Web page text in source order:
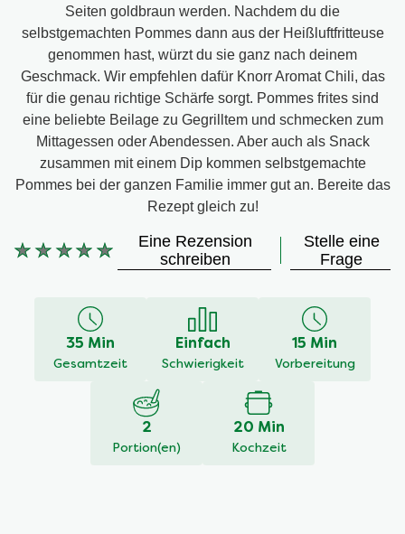
Seiten goldbraun werden. Nachdem du die
selbstgemachten Pommes dann aus der Heißluftfritteuse
genommen hast, würzt du sie ganz nach deinem
Geschmack. Wir empfehlen dafür Knorr Aromat Chili, das
für die genau richtige Schärfe sorgt. Pommes frites sind
eine beliebte Beilage zu Gegrilltem und schmecken zum
Mittagessen oder Abendessen. Aber auch als Snack
zusammen mit einem Dip kommen selbstgemachte
Pommes bei der ganzen Familie immer gut an. Bereite das
Rezept gleich zu!
Keine
recipe
Eine Rezension
schreiben
Stelle eine
Frage
35 Min
Gesamtzeit
Einfach
Schwierigkeit
15 Min
Vorbereitung
2
Portion(en)
20 Min
Kochzeit